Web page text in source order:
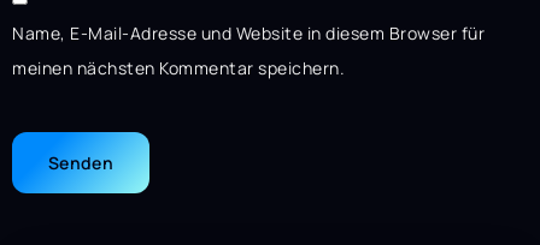
Name, E-Mail-Adresse und Website in diesem Browser für
meinen nächsten Kommentar speichern.